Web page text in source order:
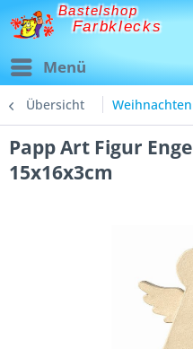
Bastelshop
Farbklecks
Menü
Übersicht
Papp Art Figur
15x16x3cm